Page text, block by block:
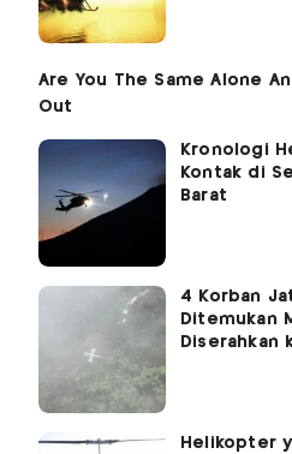
Kronologi
Kontak di
Barat
4 Korban
Ditemukan
Diserahkan
Helikopter